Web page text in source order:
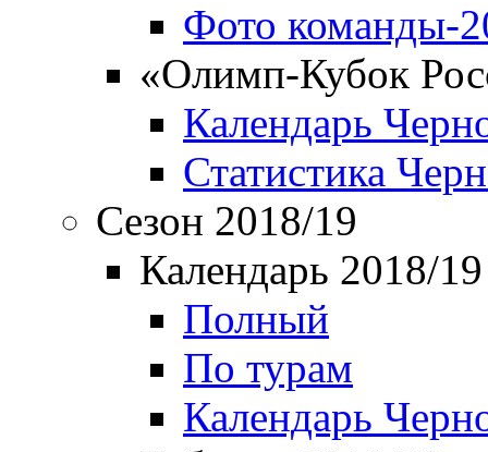
Фото команды-
«Олимп-Кубок
Календарь
Статистика
Сезон 2018/19
Календарь 2018/19
Полный
По турам
Календарь